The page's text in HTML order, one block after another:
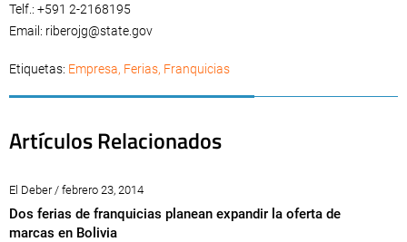
Telf.: +591 2-2168195
Email: riberojg@state.gov
Etiquetas: Empresa, Ferias, Franquicias
Artículos Relacionados
El Deber / febrero 23, 2014
Dos ferias de franquicias planean expandir la oferta de
marcas en Bolivia